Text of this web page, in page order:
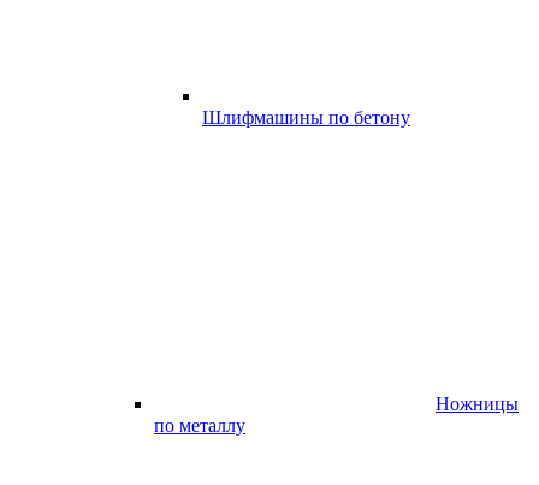
Шлифмашины по бетону
Ножницы
по металлу